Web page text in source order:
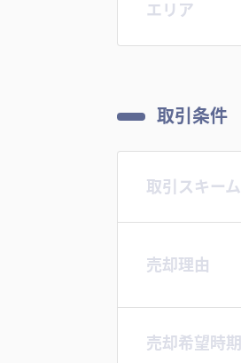
エリア
取引条件
取引スキーム
売却理由
売却希望時期